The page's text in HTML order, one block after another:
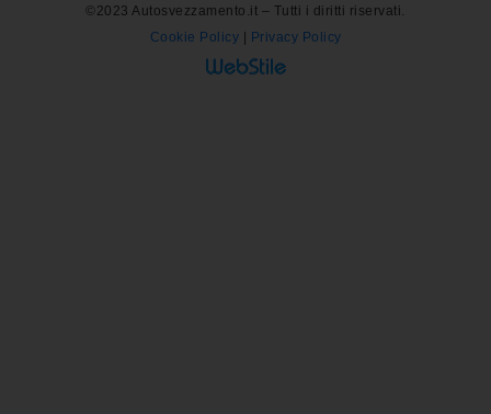
©2023 Autosvezzamento.it – Tutti i diritti riservati.
Cookie Policy | Privacy Policy